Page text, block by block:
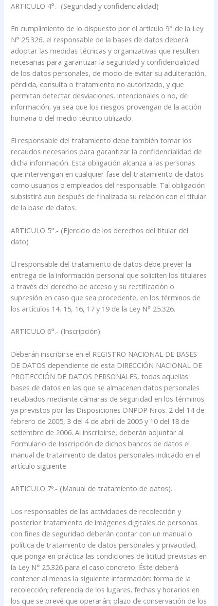
ARTICULO 4°.- (Seguridad y confidencialidad)
En cumplimiento de lo dispuesto por el artículo 9° de la Ley
N° 25.326, el responsable de la bases de datos deberá
adoptar las medidas técnicas y organizativas que resulten
necesarias para garantizar la seguridad y confidencialidad
de los datos personales, de modo de evitar su adulteración,
pérdida, consulta o tratamiento no autorizado, y que
permitan detectar desviaciones, intencionales o no, de
información, ya sea que los riesgos provengan de la acción
humana o del medio técnico utilizado.
El responsable del tratamiento debe también tomar los
recaudos necesarios para garantizar la confidencialidad de
dicha información. Esta obligación alcanza a las personas
que intervengan en cualquier fase del tratamiento de datos
como usuarios o empleados del responsable. Tal obligación
subsistirá aun después de finalizada su relación con el titular
de la base de datos.
ARTICULO 5°.- (Ejercicio de los derechos del titular del
dato)
El responsable del tratamiento de datos debe prever la
entrega de la información personal que soliciten los titulares
a través del derecho de acceso y su rectificación o
supresión en caso que sea procedente, en los términos de
los artículos 14, 15, 16, 17 y 19 de la Ley N° 25.326.
ARTICULO 6°.- (Inscripción).
Deberán inscribirse en el REGISTRO NACIONAL DE BASES
DE DATOS dependiente de esta DIRECCIÓN NACIONAL DE
PROTECCIÓN DE DATOS PERSONALES, todas aquellas
bases de datos en las que se almacenen datos personales
recabados mediante cámaras de seguridad en los términos
ya previstos por las Disposiciones DNPDP Nros. 2 del 14 de
febrero de 2005, 3 del 4 de abril de 2005 y 10 del 18 de
setiembre de 2006. Al inscribirse, deberán adjuntar al
Formulario de Inscripción de dichos bancos de datos el
manual de tratamiento de datos personales indicado en el
artículo siguiente.
ARTICULO 7º.- (Manual de tratamiento de datos).
Los responsables de las actividades de recolección y
posterior tratamiento de imágenes digitales de personas
con fines de seguridad deberán contar con un manual o
política de tratamiento de datos personales y privacidad,
que ponga en práctica las condiciones de licitud previstas en
la Ley N° 25.326 para el caso concreto. Éste deberá
contener al menos la siguiente información: forma de la
recolección; referencia de los lugares, fechas y horarios en
los que se prevé que operarán; plazo de conservación de los